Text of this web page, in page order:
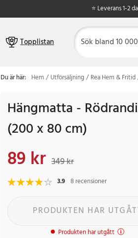
⭐ Leverans 1-2
Topplistan
Du är här: Hem Utförsäljning Rea Hem & Fritid
Hängmatta -
(200 x 80 cm)
Nuvarande pris
89 kr 349 kr
3.9 8 recensioner
PRODUKTEN HAR
Produkten har utgått